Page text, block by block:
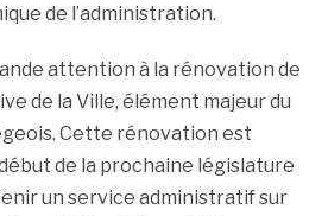
de l’administration.
attention à la rénovation de
de la Ville, élément majeur du
Cette rénovation est
de la prochaine législature
un service administratif sur